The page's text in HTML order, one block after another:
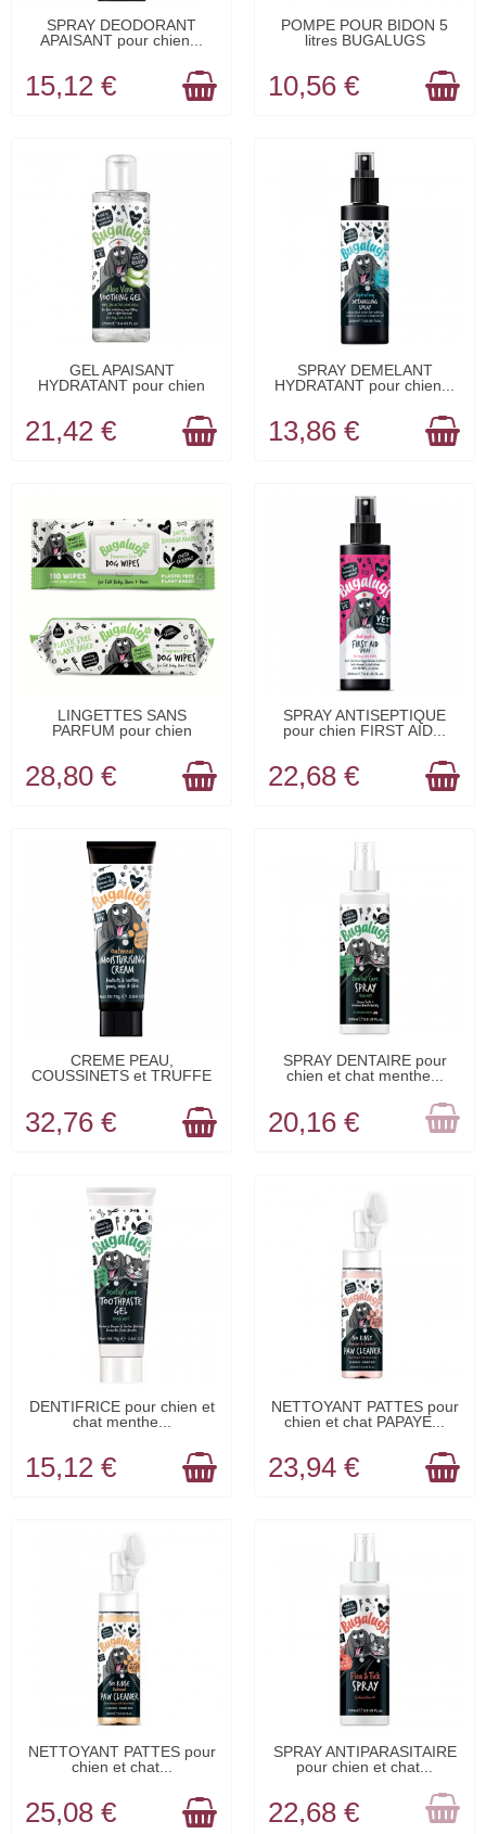
EN STOCK
SPRAY DEODORANT
APAISANT pour chien...
15,12 €
EN STOCK
POMPE POUR BIDON 5
litres BUGALUGS
10,56 €
EN STOCK
GEL APAISANT
HYDRATANT pour chien
21,42 €
EN STOCK
SPRAY DEMELANT
HYDRATANT pour chien...
13,86 €
EN STOCK
LINGETTES SANS
PARFUM pour chien
28,80 €
EN STOCK
SPRAY ANTISEPTIQUE
pour chien FIRST AID...
22,68 €
EN STOCK
CREME PEAU,
COUSSINETS et TRUFFE
32,76 €
RUPTURE DE
STOCK
SPRAY DENTAIRE pour
chien et chat menthe...
20,16 €
EN STOCK
DENTIFRICE pour chien et
chat menthe...
15,12 €
EN STOCK
NETTOYANT PATTES pour
chien et chat PAPAYE...
23,94 €
EN STOCK
NETTOYANT PATTES pour
chien et chat...
25,08 €
RUPTURE DE
STOCK
SPRAY ANTIPARASITAIRE
pour chien et chat...
22,68 €